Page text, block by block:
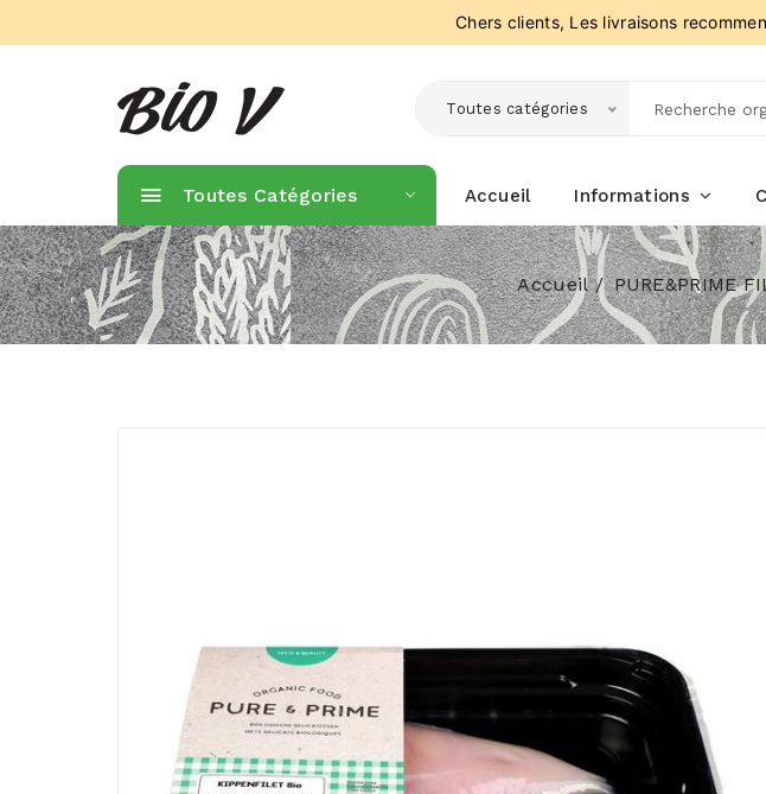
Chers clients, Les livraisons
Toutes catégories
Toutes Catégories Accueil Informations
Accueil PURE&PRIME